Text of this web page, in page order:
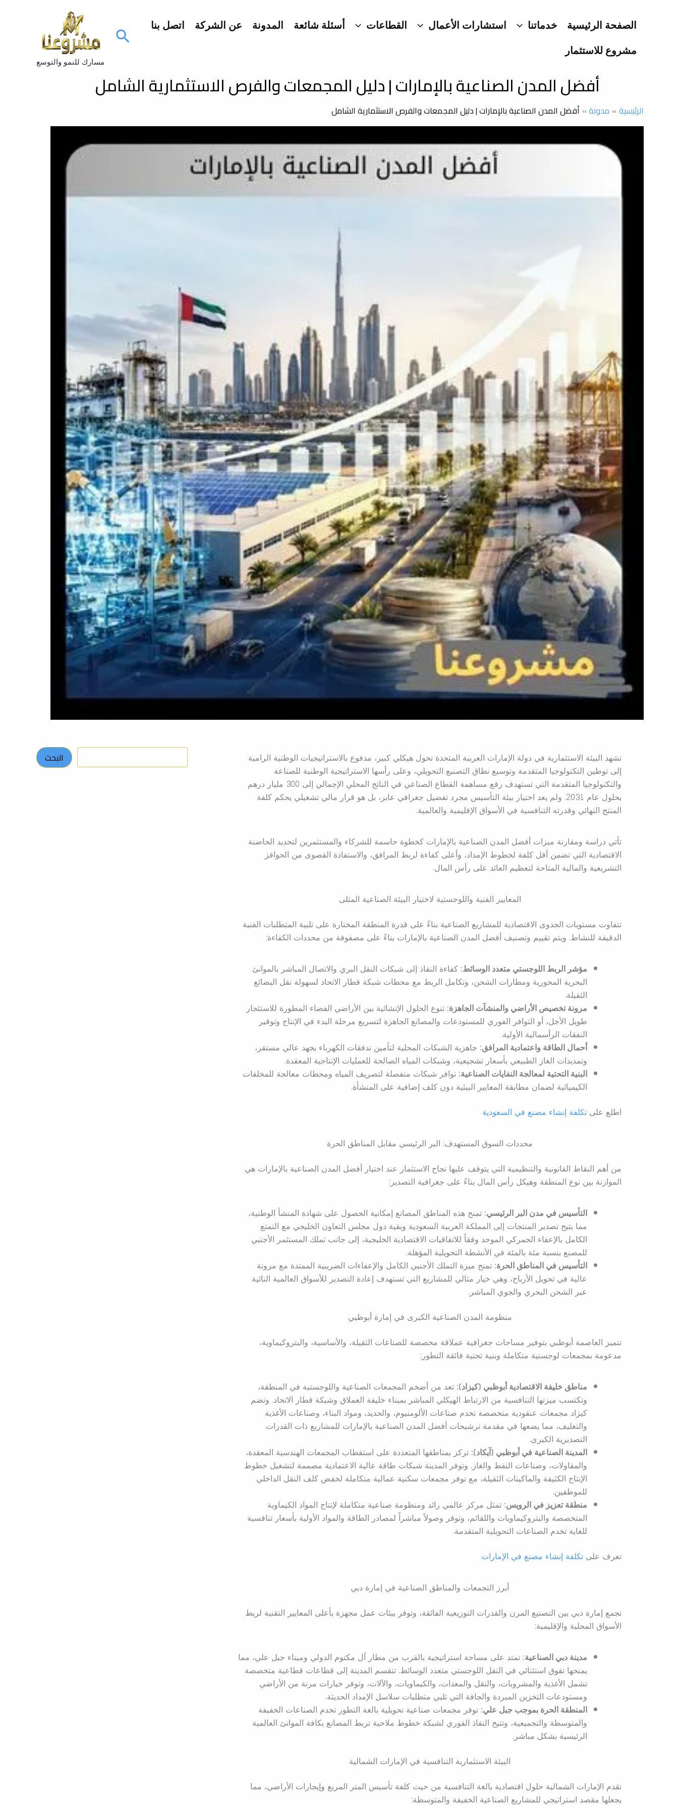
الصفحة الرئيسية خدماتنا استشارات الأعمال القطاعات أسئلة شائعة المدونة عن الشركة
اتصل بنا
مشروع للاستثمار
البحث
مسارك للنمو والتوسع
أفضل المدن الصناعية بالإمارات | دليل المجمعات والفرص الاستثمارية الشامل
الرئيسية مدونة أفضل المدن الصناعية بالإمارات | دليل المجمعات والفرص الاستثمارية الشامل
تشهد البيئة الاستثمارية في دولة الإمارات العربية المتحدة تحول هيكلي كبير، مدفوع بالاستراتيجيات الوطنية الرامية
إلى توطين التكنولوجيا المتقدمة وتوسيع نطاق التصنيع التحويلي، وعلى رأسها الاستراتيجية الوطنية للصناعة
والتكنولوجيا المتقدمة التي تستهدف رفع مساهمة القطاع الصناعي في الناتج المحلي الإجمالي إلى 300 مليار درهم
بحلول عام 2031. ولم يعد اختيار بيئة التأسيس مجرد تفضيل جغرافي عابر، بل هو قرار مالي تشغيلي يحكم كلفة
المنتج النهائي وقدرته التنافسية في الأسواق الإقليمية والعالمية.
تأتي دراسة ومقارنة ميزات أفضل المدن الصناعية بالإمارات كخطوة حاسمة للشركاء والمستثمرين لتحديد الحاضنة
الاقتصادية التي تضمن أقل كلفة لخطوط الإمداد، وأعلى كفاءة لربط المرافق، والاستفادة القصوى من الحوافز
التشريعية والمالية المتاحة لتعظيم العائد على رأس المال.
المعايير الفنية واللوجستية لاختيار البيئة الصناعية المثلى
تتفاوت مستويات الجدوى الاقتصادية للمشاريع الصناعية بناءً على قدرة المنطقة المختارة على تلبية المتطلبات الفنية
الدقيقة للنشاط. ويتم تقييم وتصنيف أفضل المدن الصناعية بالإمارات بناءً على مصفوفة من محددات الكفاءة:
مؤشر الربط اللوجستي متعدد الوسائط: كفاءة النفاذ إلى شبكات النقل البري والاتصال المباشر بالموانئ
البحرية المحورية ومطارات الشحن، وتكامل الربط مع محطات شبكة قطار الاتحاد لسهولة نقل البضائع
الثقيلة.
مرونة تخصيص الأراضي والمنشآت الجاهزة: تنوع الحلول الإنشائية بين الأراضي الفضاء المطورة للاستئجار
طويل الأجل، أو التوافر الفوري للمستودعات والمصانع الجاهزة لتسريع مرحلة البدء في الإنتاج وتوفير
النفقات الرأسمالية الأولية.
أحمال الطاقة واعتمادية المرافق: جاهزية الشبكات المحلية لتأمين تدفقات الكهرباء بجهد عالي مستقر،
وتمديدات الغاز الطبيعي بأسعار تشجيعية، وشبكات المياه الصالحة للعمليات الإنتاجية المعقدة.
البنية التحتية لمعالجة النفايات الصناعية: توافر شبكات منفصلة لتصريف المياه ومحطات معالجة للمخلفات
الكيميائية لضمان مطابقة المعايير البيئية دون كلف إضافية على المنشأة.
اطلع على تكلفة إنشاء مصنع في السعودية
محددات السوق المستهدف: البر الرئيسي مقابل المناطق الحرة
من أهم النقاط القانونية والتنظيمية التي يتوقف عليها نجاح الاستثمار عند اختيار أفضل المدن الصناعية بالإمارات هي
الموازنة بين نوع المنطقة وهيكل رأس المال بناءً على جغرافية التصدير:
التأسيس في مدن البر الرئيسي: تمنح هذه المناطق المصانع إمكانية الحصول على شهادة المنشأ الوطنية،
مما يتيح تصدير المنتجات إلى المملكة العربية السعودية وبقية دول مجلس التعاون الخليجي مع التمتع
الكامل بالإعفاء الجمركي الموحد وفقاً للاتفاقيات الاقتصادية الخليجية، إلى جانب تملك المستثمر الأجنبي
للمصنع بنسبة مئة بالمئة في الأنشطة التحويلية المؤهلة.
التأسيس في المناطق الحرة: تمنح ميزة التملك الأجنبي الكامل والإعفاءات الضريبية الممتدة مع مرونة
عالية في تحويل الأرباح، وهي خيار مثالي للمشاريع التي تستهدف إعادة التصدير للأسواق العالمية النائية
عبر الشحن البحري والجوي المباشر.
منظومة المدن الصناعية الكبرى في إمارة أبوظبي
تتميز العاصمة أبوظبي بتوفير مساحات جغرافية عملاقة مخصصة للصناعات الثقيلة، والأساسية، والبتروكيماوية،
مدعومة بمجمعات لوجستية متكاملة وبنية تحتية فائقة التطور:
مناطق خليفة الاقتصادية أبوظبي (كيزاد): تعد من أضخم المجمعات الصناعية واللوجستية في المنطقة،
وتكتسب ميزتها التنافسية من الارتباط الهيكلي المباشر بميناء خليفة العملاق وشبكة قطار الاتحاد. وتضم
كيزاد مجمعات عنقودية متخصصة تخدم صناعات الألومنيوم، والحديد، ومواد البناء، وصناعات الأغذية
والتغليف، مما يضعها في مقدمة ترشيحات أفضل المدن الصناعية بالإمارات للمشاريع ذات القدرات
التصديرية الكبرى.
المدينة الصناعية في أبوظبي (آيكاد): تركز بمناطقها المتعددة على استقطاب المجمعات الهندسية المعقدة،
والمقاولات، وصناعات النفط والغاز. وتوفر المدينة شبكات طاقة عالية الاعتمادية مصممة لتشغيل خطوط
الإنتاج الكثيفة والماكينات الثقيلة، مع توفر مجمعات سكنية عمالية متكاملة لخفض كلف النقل الداخلي
للموظفين.
منطقة تعزيز في الرويس: تمثل مركز عالمي رائد ومنظومة صناعية متكاملة لإنتاج المواد الكيماوية
المتخصصة والبتروكيماويات واللقائم، وتوفر وصولاً مباشراً لمصادر الطاقة والمواد الأولية بأسعار تنافسية
للغاية تخدم الصناعات التحويلية المتقدمة.
تعرف على تكلفة إنشاء مصنع في الإمارات
أبرز التجمعات والمناطق الصناعية في إمارة دبي
تجمع إمارة دبي بين التصنيع المرن والقدرات التوزيعية الفائقة، وتوفر بيئات عمل مجهزة بأعلى المعايير التقنية لربط
الأسواق المحلية والإقليمية:
مدينة دبي الصناعية: تمتد على مساحة استراتيجية بالقرب من مطار آل مكتوم الدولي وميناء جبل علي، مما
يمنحها تفوق استثنائي في النقل اللوجستي متعدد الوسائط. تنقسم المدينة إلى قطاعات قطاعية متخصصة
تشمل الأغذية والمشروبات، والنقل والمعدات، والكيماويات، والآلات، وتوفر خيارات مرنة من الأراضي
ومستودعات التخزين المبردة والجافة التي تلبي متطلبات سلاسل الإمداد الحديثة.
المنطقة الحرة بموجب جبل علي: توفر مجمعات صناعية تحويلية بالغة التطور تخدم الصناعات الخفيفة
والمتوسطة والتجميعية، وتتيح النفاذ الفوري لشبكة خطوط ملاحية تربط المصانع بكافة الموانئ العالمية
الرئيسية بشكل مباشر.
البيئة الاستثمارية التنافسية في الإمارات الشمالية
تقدم الإمارات الشمالية حلول اقتصادية بالغة التنافسية من حيث كلفة تأسيس المتر المربع وإيجارات الأراضي، مما
يجعلها مقصد استراتيجي للمشاريع الصناعية الخفيفة والمتوسطة:
البحث